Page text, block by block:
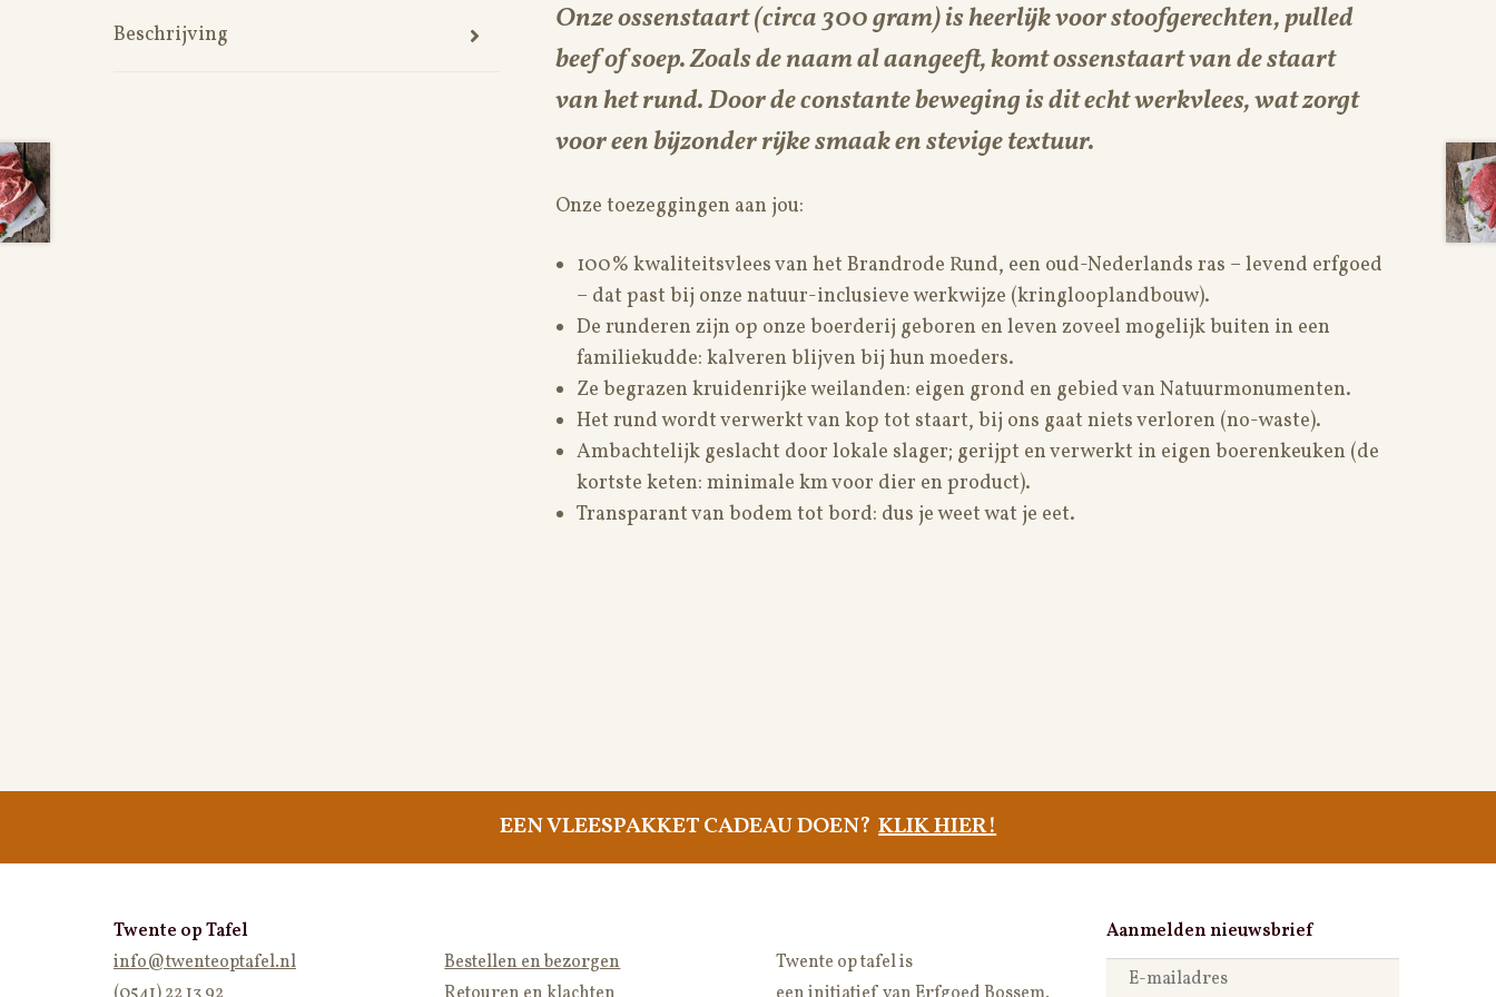
Beschrijving
Onze ossenstaart (circa 300 gram) is heerlijk voor stoofgerechten, pulled
beef of soep. Zoals de naam al aangeeft, komt ossenstaart van de staart
van het rund. Door de constante beweging is dit echt werkvlees, wat zorgt
voor een bijzonder rijke smaak en stevige textuur.
Onze toezeggingen aan jou:
100% kwaliteitsvlees van het Brandrode Rund, een oud-Nederlands ras – levend erfgoed
– dat past bij onze natuur-inclusieve werkwijze (kringlooplandbouw).
De runderen zijn op onze boerderij geboren en leven zoveel mogelijk buiten in een
familiekudde: kalveren blijven bij hun moeders.
Ze begrazen kruidenrijke weilanden: eigen grond en gebied van Natuurmonumenten.
Het rund wordt verwerkt van kop tot staart, bij ons gaat niets verloren (no-waste).
Ambachtelijk geslacht door lokale slager; gerijpt en verwerkt in eigen boerenkeuken (de
kortste keten: minimale km voor dier en product).
Transparant van bodem tot bord: dus je weet wat je eet.
EEN VLEESPAKKET CADEAU DOEN? KLIK HIER!
Twente op Tafel
info@twenteoptafel.nl
Bestellen en bezorgen
Twente op tafel is
Aanmelden nieuwsbrief